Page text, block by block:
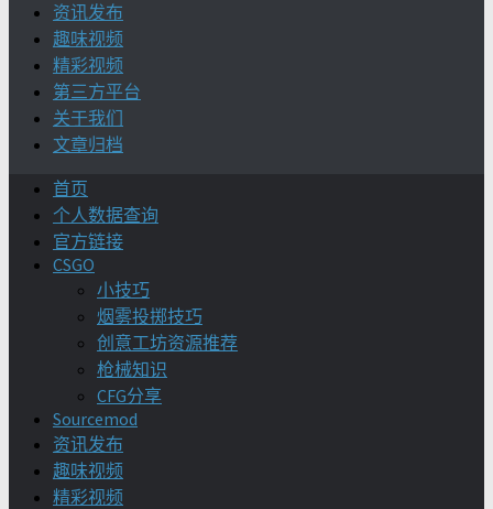
资讯发布
趣味视频
精彩视频
第三方平台
关于我们
文章归档
首页
个人数据查询
官方链接
CSGO
小技巧
烟雾投掷技巧
创意工坊资源推荐
枪械知识
CFG分享
Sourcemod
资讯发布
趣味视频
精彩视频